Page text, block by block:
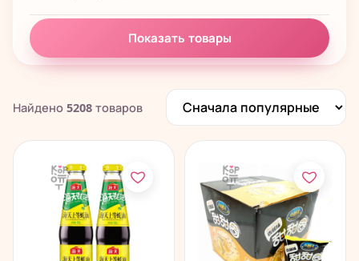
Маршмеллоу 180
Печенье, пончики, батончики 280
Показать товары
Найдено 5208 товаров